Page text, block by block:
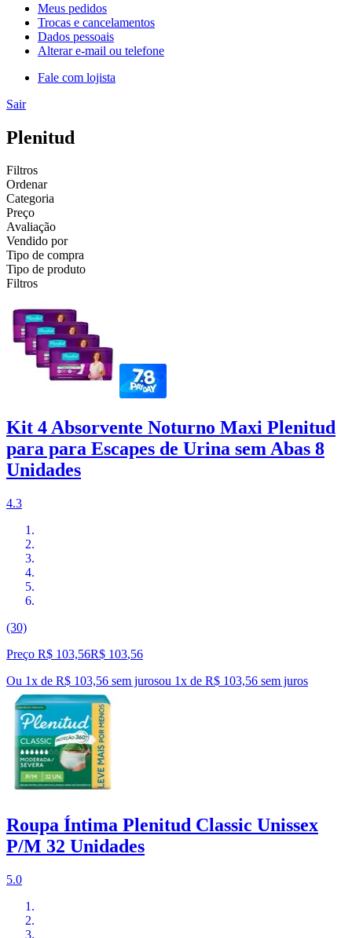
Meus pedidos
Trocas e cancelamentos
Dados pessoais
Alterar e-mail ou telefone
Fale com lojista
Sair
Plenitud
Filtros
Ordenar
Categoria
Preço
Avaliação
Vendido por
Tipo de compra
Tipo de produto
Filtros
Kit 4 Absorvente Noturno Maxi Plenitud
para para Escapes de Urina sem Abas 8
Unidades
4.3
(30)
Preço R$ 103,56R$ 103,56
Ou 1x de R$ 103,56 sem jurosou 1x de R$ 103,56 sem juros
Roupa Íntima Plenitud Classic Unissex
P/M 32 Unidades
5.0